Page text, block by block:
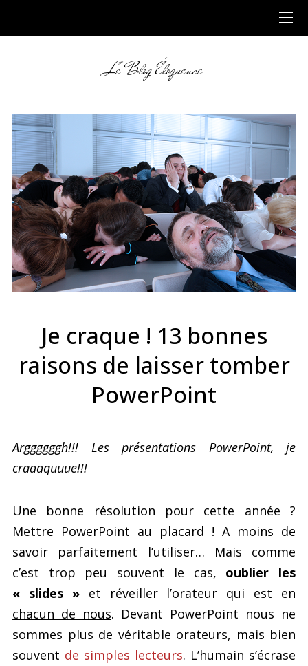
Le Blog Éloquence
Je craque ! 13 bonnes
raisons de laisser tomber
PowerPoint
Arggggggh!!! Les présentations PowerPoint, je
craaaquuue!!!
Une bonne résolution pour cette année ?
Mettre PowerPoint au placard ! A moins de
savoir parfaitement l’utiliser… Mais comme
c’est trop peu souvent le cas, oublier les
« slides »et
réveiller l’orateur qui est en
chacun de nous. Devant PowerPoint nous ne
sommes plus de véritable orateurs, mais bien
souvent de simples lecteurs. L’humain s’écrase